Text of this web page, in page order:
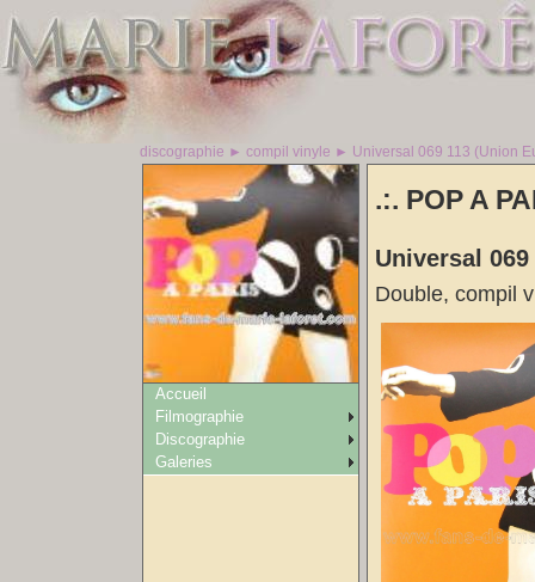
discographie ► compil vinyle ► Universal 069 113 (Union
.:. POP A
Universal
Double, compil
Accueil
Filmographie
Discographie
Galeries